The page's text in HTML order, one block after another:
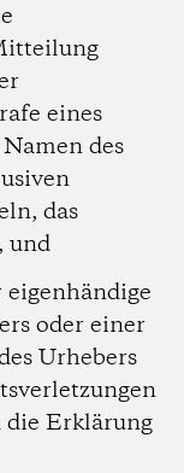
eines
des
das
und
oder einer
Urhebers
die Erklärung